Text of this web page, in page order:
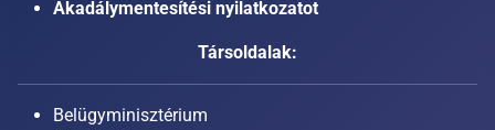
Akadálymentesítési nyilatkozatot
Társoldalak:
Belügyminisztérium